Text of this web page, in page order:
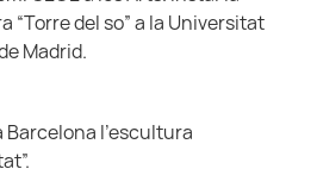
“Torre del so” a la Universitat
Madrid.
Barcelona l'escultura